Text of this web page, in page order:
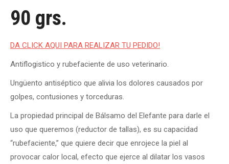
90 grs.
DA CLICK AQUI PARA REALIZAR TU PEDIDO!
Antiflogistico y rubefaciente de uso veterinario.
Ungüento antiséptico que alivia los dolores causados por
golpes, contusiones y torceduras.
La propiedad principal de Bálsamo del Elefante para darle el
uso que queremos (reductor de tallas), es su capacidad
“rubefaciente,” que quiere decir que enrojece la piel al
provocar calor local, efecto que ejerce al dilatar los vasos